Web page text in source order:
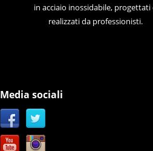
in acciaio inossidabile, progettati
realizzati da professionisti.
Media sociali